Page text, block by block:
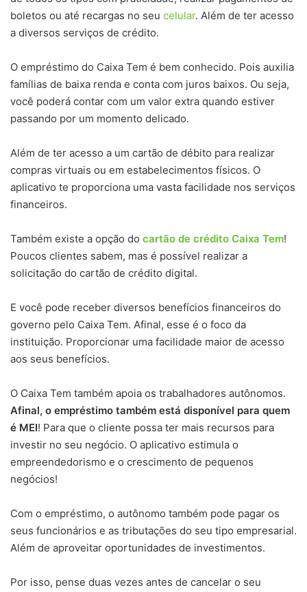
boletos ou até recargas no seu celular. Além de ter acesso
a diversos serviços de crédito.
O empréstimo do Caixa Tem é bem conhecido. Pois auxilia
famílias de baixa renda e conta com juros baixos. Ou seja,
você poderá contar com um valor extra quando estiver
passando por um momento delicado.
Além de ter acesso a um cartão de débito para realizar
compras virtuais ou em estabelecimentos físicos. O
aplicativo te proporciona uma vasta facilidade nos serviços
financeiros.
Também existe a opção do cartão de crédito Caixa Tem!
Poucos clientes sabem, mas é possível realizar a
solicitação do cartão de crédito digital.
E você pode receber diversos benefícios financeiros do
governo pelo Caixa Tem. Afinal, esse é o foco da
instituição. Proporcionar uma facilidade maior de acesso
aos seus benefícios.
O Caixa Tem também apoia os trabalhadores autônomos.
Afinal, o empréstimo também está disponível para quem
é MEI! Para que o cliente possa ter mais recursos para
investir no seu negócio. O aplicativo estimula o
empreendedorismo e o crescimento de pequenos
negócios!
Com o empréstimo, o autônomo também pode pagar os
seus funcionários e as tributações do seu tipo empresarial.
Além de aproveitar oportunidades de investimentos.
Por isso, pense duas vezes antes de cancelar o seu